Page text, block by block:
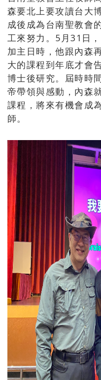
森要北上要攻讀台大
成後成為台南聖教會
工來努力。5月31日
加主日時，他跟內森
大的課程到年底才會
博士後研究。屆時時
帝帶領與感動，內森
課程，將來有機會成
師。